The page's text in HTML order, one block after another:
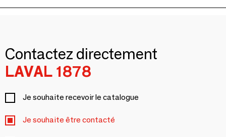
Contactez directement
LAVAL 1878
Je souhaite recevoir le catalogue
Je souhaite être contacté